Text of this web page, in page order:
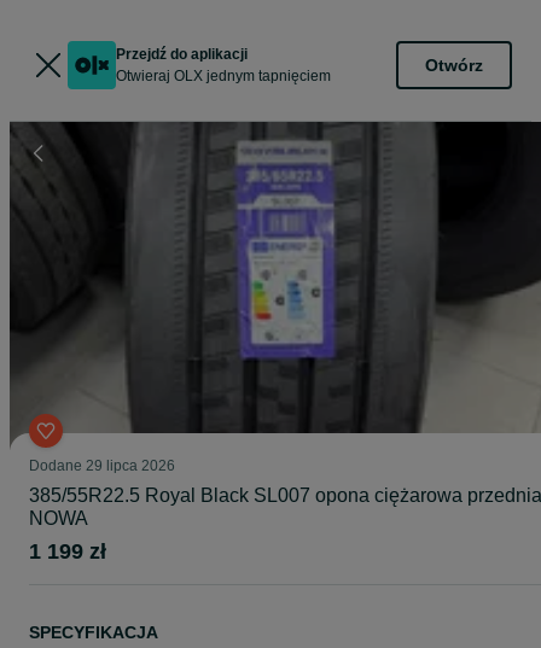
Przejdź do aplikacji
Otwieraj OLX jednym tapnięciem
Otwórz
Dodane 29 lipca 2026
385/55R22.5 Royal Black SL007 opona ciężarowa przednia
NOWA
1 199 zł
SPECYFIKACJA